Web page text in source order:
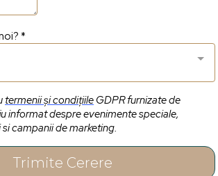
*
termenii și condițiile GDPR furnizate de
informat despre evenimente speciale,
campanii de marketing.
Trimite Cerere